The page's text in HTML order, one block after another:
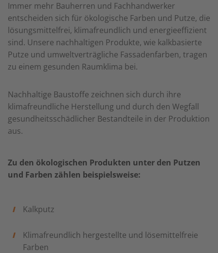
Immer mehr Bauherren und Fachhandwerker
entscheiden sich für ökologische Farben und Putze, die
lösungsmittelfrei, klimafreundlich und energieeffizient
sind. Unsere nachhaltigen Produkte, wie kalkbasierte
Putze und umweltverträgliche Fassadenfarben, tragen
zu einem gesunden Raumklima bei.
Nachhaltige Baustoffe zeichnen sich durch ihre
klimafreundliche Herstellung und durch den Wegfall
gesundheitsschädlicher Bestandteile in der Produktion
aus.
Zu den ökologischen Produkten unter den Putzen
und Farben zählen beispielsweise:
Kalkputz
Klimafreundlich hergestellte und lösemittelfreie
Farben